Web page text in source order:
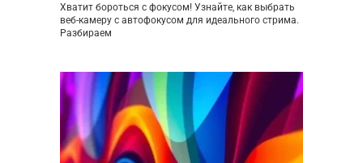
Хватит бороться с фокусом! Узнайте, как выбрать
веб-камеру с автофокусом для идеального стрима.
Разбираем